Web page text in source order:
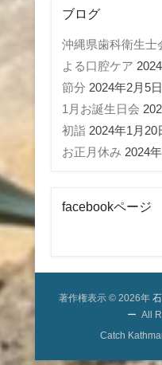
ブログ
沖縄県歯科衛生士
よる口腔ケア
節分 2024年2月5日
1月お誕生日会
初詣 2024年1月20
お正月休み 2024
facebookページ
著作権表示 © 2026年
ー All
Catch